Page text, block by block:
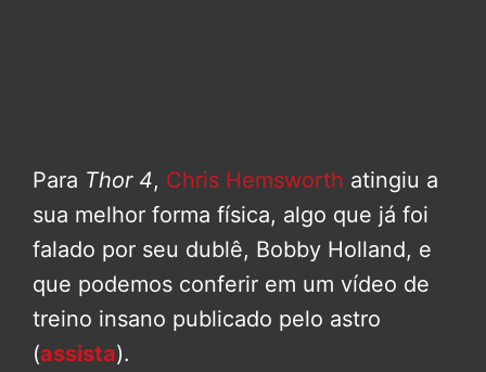
Para Thor 4, Chris Hemsworth atingiu a
sua melhor forma física, algo que já foi
falado por seu dublê, Bobby Holland, e
que podemos conferir em um vídeo de
treino insano publicado pelo astro
(assista).